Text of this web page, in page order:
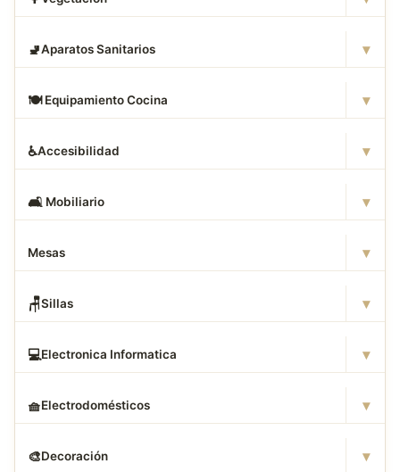
🚽Aparatos Sanitarios ▾
🍽️ Equipamiento Cocina ▾
♿Accesibilidad ▾
🛋 ️ Mobiliario ▾
Mesas ▾
🪑Sillas ▾
💻Electronica Informatica ▾
🧺Electrodomésticos ▾
🎨Decoración ▾